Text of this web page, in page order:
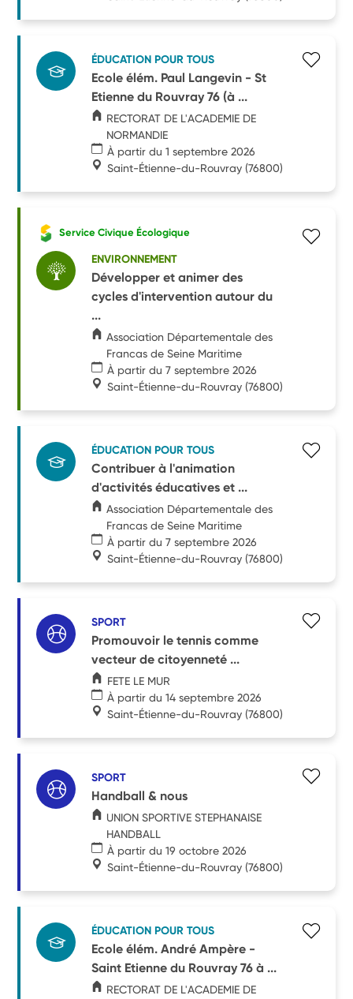
ÉDUCATION POUR TOUS
Ecole élém. Paul Langevin - St
Etienne du Rouvray 76 (à ...
RECTORAT DE L'ACADEMIE DE
NORMANDIE
À partir du 1 septembre 2026
Saint-Étienne-du-Rouvray (76800)
Service Civique Écologique
ENVIRONNEMENT
Développer et animer des
cycles d'intervention autour du
...
Association Départementale des
Francas de Seine Maritime
À partir du 7 septembre 2026
Saint-Étienne-du-Rouvray (76800)
ÉDUCATION POUR TOUS
Contribuer à l'animation
d'activités éducatives et ...
Association Départementale des
Francas de Seine Maritime
À partir du 7 septembre 2026
Saint-Étienne-du-Rouvray (76800)
SPORT
Promouvoir le tennis comme
vecteur de citoyenneté ...
FETE LE MUR
À partir du 14 septembre 2026
Saint-Étienne-du-Rouvray (76800)
SPORT
Handball & nous
UNION SPORTIVE STEPHANAISE
HANDBALL
À partir du 19 octobre 2026
Saint-Étienne-du-Rouvray (76800)
ÉDUCATION POUR TOUS
Ecole élém. André Ampère -
Saint Etienne du Rouvray 76 à ...
RECTORAT DE L'ACADEMIE DE